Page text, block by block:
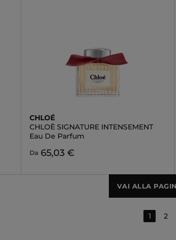
CHLOÉ
CHLOÈ SIGNATURE INTENSEMENT
Eau De Parfum
Da 65,03 €
VAI ALLA
1 2